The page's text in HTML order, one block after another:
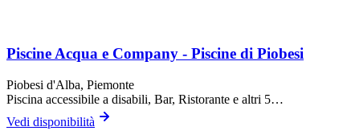
Piscine Acqua e Company - Piscine di Piobesi
Piobesi d'Alba, Piemonte
Piscina accessibile a disabili, Bar, Ristorante e altri 5…
Vedi disponibilità